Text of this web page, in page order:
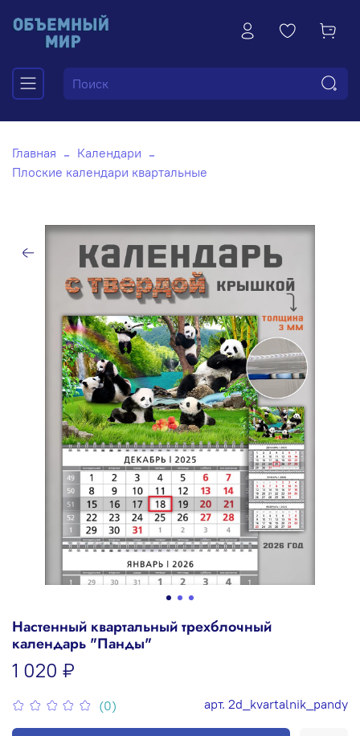
Главная
Календари
Плоские календари квартальные
(0) арт. 2d_kvartalnik_pandy
Настенный квартальный трехблочный
календарь "Панды"
1 020 ₽